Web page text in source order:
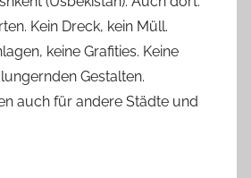
Kein Dreck, kein Müll.
keine Grafities. Keine
Gestalten.
auch für andere Städte und